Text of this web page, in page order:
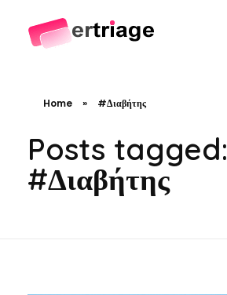
Home » #Διαβήτης
Posts tagged:
#Διαβήτης